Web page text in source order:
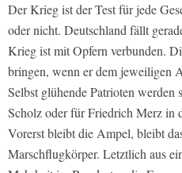
Der Krieg ist der Test für jede
oder nicht. Deutschland fällt
Krieg ist mit Opfern verbunden.
bringen, wenn er dem jeweiligen
Selbst glühende Patrioten
Scholz oder für Friedrich Merz in
Vorerst bleibt die Ampel, bleibt
Marschflugkörper. Letztlich aus